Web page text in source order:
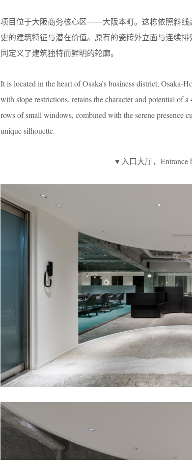
项目位于大阪商务核心区——大阪本町。这栋依照斜线
史的建筑特征与潜在价值。原有的瓷砖外立面与连续
同定义了建筑独特而鲜明的轮廓。
It is located in the heart of Osaka’s business district, Osaka-
with slope restrictions, retains the character and potential of
rows of small windows, combined with the serene presence
unique silhouette.
▼入口大厅，Entrance